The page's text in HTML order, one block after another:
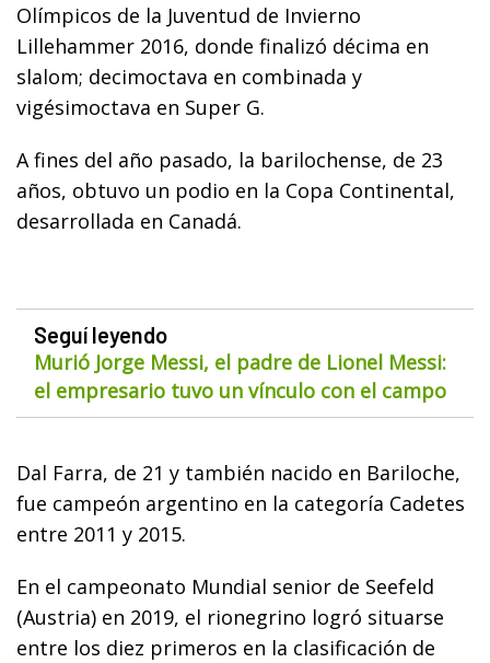
Olímpicos de la Juventud de Invierno
Lillehammer 2016, donde finalizó décima en
slalom; decimoctava en combinada y
vigésimoctava en Super G.
A fines del año pasado, la barilochense, de 23
años, obtuvo un podio en la Copa Continental,
desarrollada en Canadá.
Seguí leyendo
Murió Jorge Messi, el padre de Lionel Messi:
el empresario tuvo un vínculo con el campo
Dal Farra, de 21 y también nacido en Bariloche,
fue campeón argentino en la categoría Cadetes
entre 2011 y 2015.
En el campeonato Mundial senior de Seefeld
(Austria) en 2019, el rionegrino logró situarse
entre los diez primeros en la clasificación de